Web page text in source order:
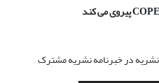
نشریه در خبرنامه نشریه مشترک